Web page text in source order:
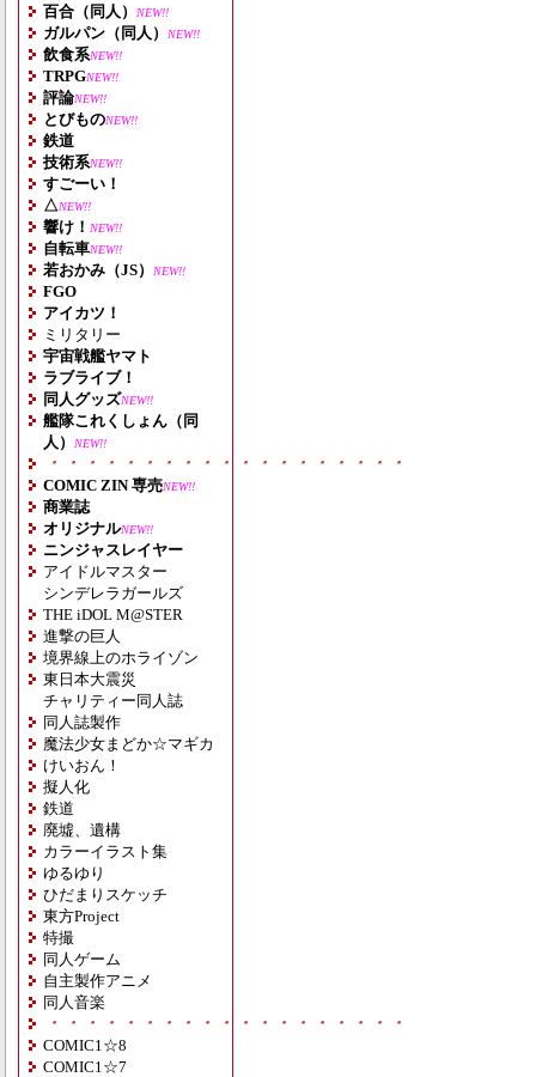
百合（同人） NEW!!
ガルパン（同人） NEW!!
飲食系NEW!!
TRPGNEW!!
評論NEW!!
とびものNEW!!
鉄道
技術系NEW!!
すごーい！
△NEW!!
響け！ NEW!!
自転車NEW!!
若おかみ（JS） NEW!!
FGO
アイカツ！
ミリタリー
宇宙戦艦ヤマト
ラブライブ！
同人グッズNEW!!
艦隊これくしょん（同
人）
NEW!!
・・・・・・・・・・・・・・・・・・・
COMIC ZIN 専売NEW!!
商業誌
オリジナルNEW!!
ニンジャスレイヤー
アイドルマスター
シンデレラガールズ
THE iDOL M@STER
進撃の巨人
境界線上のホライゾン
東日本大震災
チャリティー同人誌
同人誌製作
魔法少女まどか☆マギカ
けいおん！
擬人化
鉄道
廃墟、遺構
カラーイラスト集
ゆるゆり
ひだまりスケッチ
東方Project
特撮
同人ゲーム
自主製作アニメ
同人音楽
・・・・・・・・・・・・・・・・・・・
COMIC1☆8
COMIC1☆7